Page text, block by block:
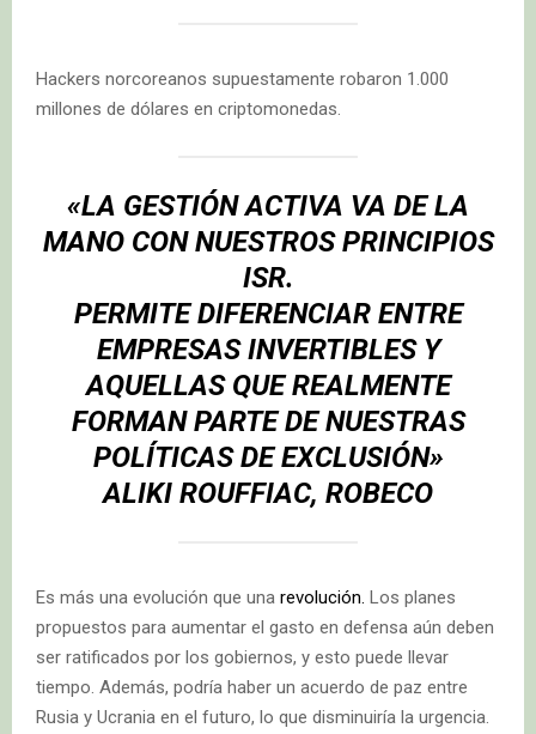
Hackers norcoreanos supuestamente robaron 1.000
millones de dólares en criptomonedas.
«LA GESTIÓN ACTIVA VA DE LA
MANO CON NUESTROS PRINCIPIOS
ISR.
PERMITE DIFERENCIAR ENTRE
EMPRESAS INVERTIBLES Y
AQUELLAS QUE REALMENTE
FORMAN PARTE DE NUESTRAS
POLÍTICAS DE EXCLUSIÓN»
ALIKI ROUFFIAC, ROBECO
Es más una evolución que una revolución. Los planes
propuestos para aumentar el gasto en defensa aún deben
ser ratificados por los gobiernos, y esto puede llevar
tiempo. Además, podría haber un acuerdo de paz entre
Rusia y Ucrania en el futuro, lo que disminuiría la urgencia.